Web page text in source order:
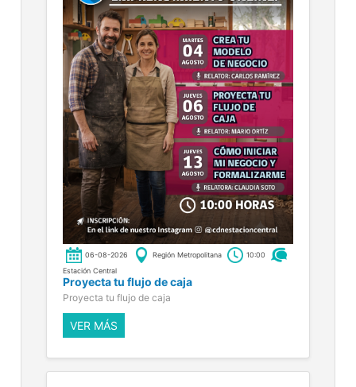
06-08-2026 Región Metropolitana
10:00
Estación Central
Proyecta tu flujo de caja
Proyecta tu flujo de caja
VER MÁS